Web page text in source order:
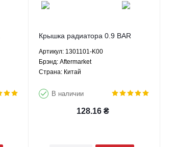
Крышка радиатора 0.9 BAR
H5 Вингл 5 ЗХ Лендмарк -
1301101-K00 Aftermarket
Артикул: 1301101-K00
Брэнд: Aftermarket
Страна: Китай
В наличии
128.16₴